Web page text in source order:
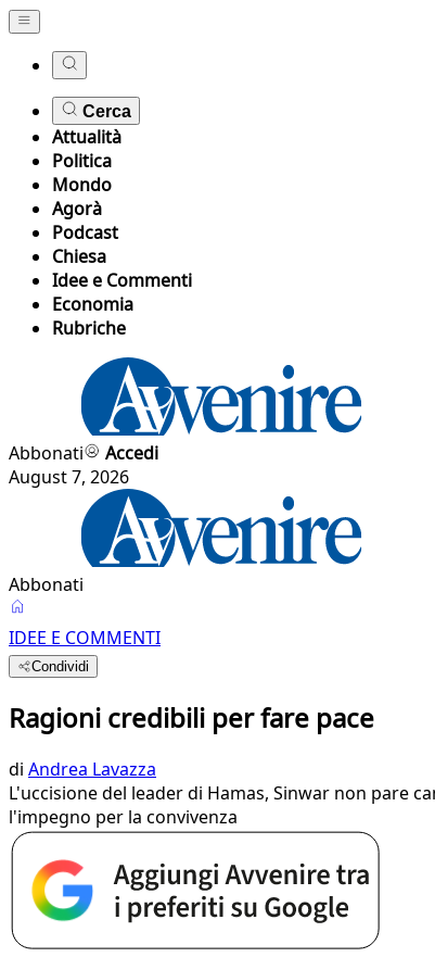
Cerca
Attualità
Politica
Mondo
Agorà
Podcast
Chiesa
Idee e Commenti
Economia
Rubriche
Abbonati
Accedi
August 7, 2026
Abbonati
IDEE E COMMENTI
Condividi
Ragioni credibili per fare pace
di Andrea Lavazza
L'uccisione del leader di Hamas, Sinwar non pare
l'impegno per la convivenza